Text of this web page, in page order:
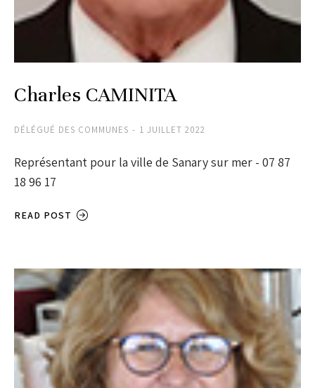
Charles CAMINITA
DÉLÉGUÉ DES COMMUNES 1 JUILLET 2022
Représentant pour la ville de Sanary sur mer - 07 87
18 96 17
READ POST